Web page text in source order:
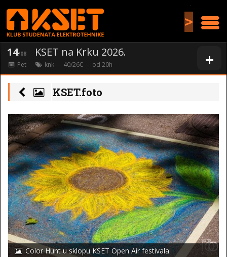
>
+
14/08 KSET na Krku 2026.
Pet knk— 40/26€ — od 20h
KSET.foto
Color Hunt u sklopu KSET Open Air festivala